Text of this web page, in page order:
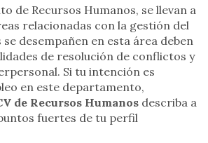
de Recursos Humanos, se llevan a
relacionadas con la gestión del
desempañen en esta área deben
de resolución de conflictos y
Si tu intención es
en este departamento,
de Recursos Humanos describa a
fuertes de tu perfil